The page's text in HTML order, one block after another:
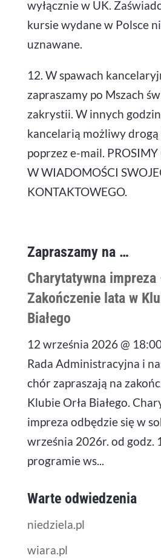
wyłącznie w UK.
kursie wydane w Polsce
uznawane.
12. W spawach
zapraszamy po Mszach
zakrystii. W innych
kancelarią możliwy
poprzez e-mail.
W WIADOMOŚCI
KONTAKTOWEGO.
Zapraszamy na …
Charytatywna impreza
Zakończenie lata w
Białego
12 września 2026 @
Rada Administracyjna i
chór zapraszają na
Klubie Orła Białego.
impreza odbędzie się w
września 2026r. od godz.
programie ws...
Warte odwiedzenia
niedziela.pl
wiara.pl